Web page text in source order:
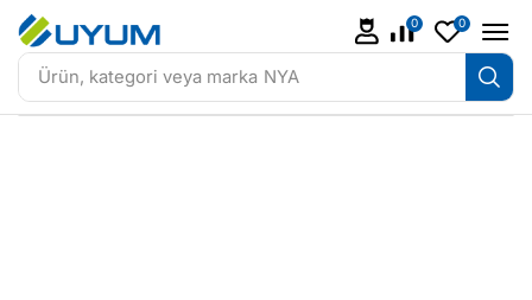
Ürün, kategori veya marka NYA
0 0